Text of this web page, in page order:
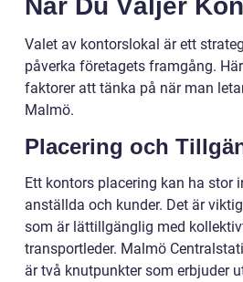
När Du Väljer
Valet av kontorslokal är ett
påverka företagets framgång.
faktorer att tänka på när man
Malmö.
Placering och
Ett kontors placering kan ha stor
anställda och kunder. Det är
som är lättillgänglig med
transportleder. Malmö
är två knutpunkter som erbjuder